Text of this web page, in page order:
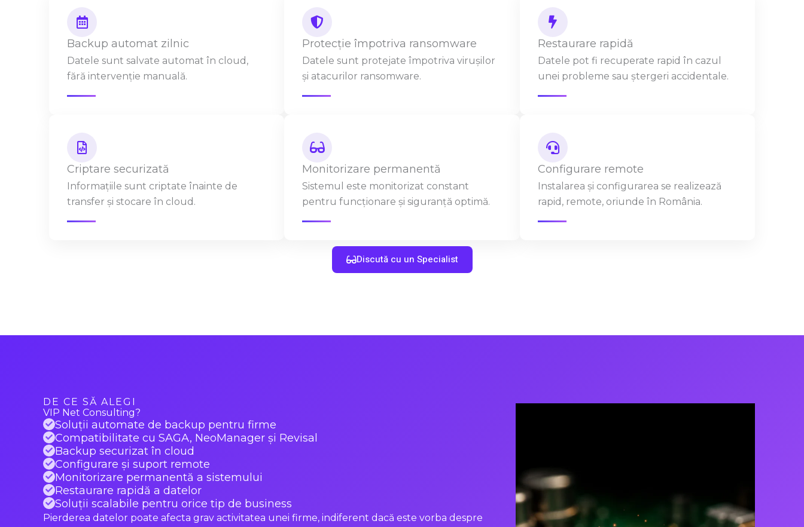
Backup automat zilnic
Datele sunt salvate automat în cloud,
fără intervenție manuală.
Protecție împotriva ransomware
Datele sunt protejate împotriva virușilor
și atacurilor ransomware.
Restaurare rapidă
Datele pot fi recuperate rapid în cazul
unei probleme sau ștergeri accidentale.
Criptare securizată
Informațiile sunt criptate înainte de
transfer și stocare în cloud.
Monitorizare permanentă
Sistemul este monitorizat constant
pentru funcționare și siguranță optimă.
Configurare remote
Instalarea și configurarea se realizează
rapid, remote, oriunde în România.
Discută cu un Specialist
DE CE SĂ ALEGI
VIP Net Consulting?
Soluții automate de backup pentru firme
Compatibilitate cu SAGA, NeoManager și Revisal
Backup securizat în cloud
Configurare și suport remote
Monitorizare permanentă a sistemului
Restaurare rapidă a datelor
Soluții scalabile pentru orice tip de business
Pierderea datelor poate afecta grav activitatea unei firme, indiferent dacă este vorba despre